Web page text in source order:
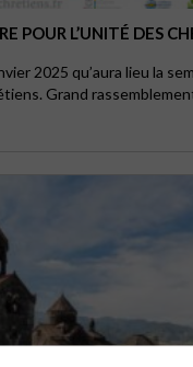
POUR L’UNITÉ DES
2025 qu’aura lieu la
Grand